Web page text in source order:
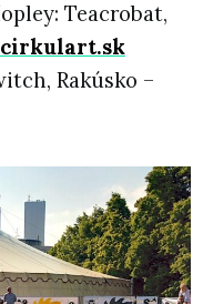
Teacrobat,
cirkulart.sk
Rakúsko –